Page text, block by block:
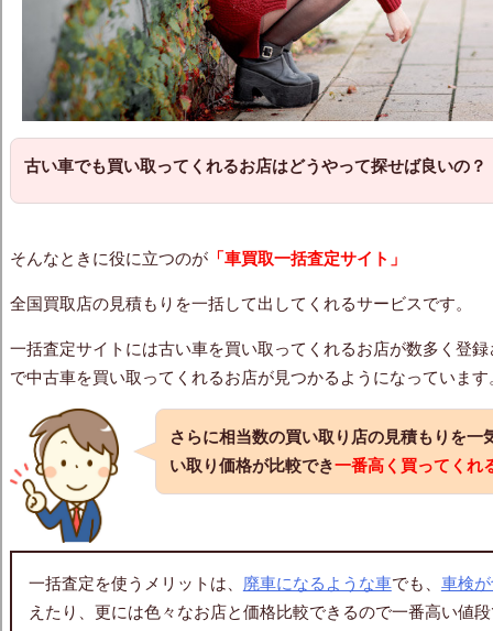
古い車でも買い取ってくれるお店はどうやって探せば良いの？
そんなときに役に立つのが「車買取一括査定サイト」
全国買取店の見積もりを一括して出してくれるサービスです。
一括査定サイトには古い車を買い取ってくれるお店が数多く登
で中古車を買い取ってくれるお店が見つかるようになっています
さらに相当数の買い取り店の見積もりを一
い取り価格が比較でき一番高く買ってくれ
一括査定を使うメリットは、 廃車になるような車でも、 車検
えたり、更には色々なお店と価格比較できるので一番高い値